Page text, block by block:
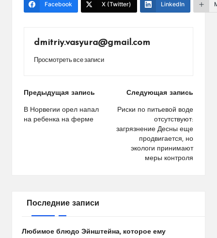
Facebook X (Twitter) LinkedIn
dmitriy.vasyura@gmail.com
Просмотреть все записи
Навигация
по
Предыдущая запись
В Норвегии орел напал
на ребенка на ферме
Следующая запись
Риски по питьевой воде
отсутствуют:
загрязнение Десны еще
продвигается, но
экологи принимают
меры контроля
Последние записи
Любимое блюдо Эйнштейна, которое ему